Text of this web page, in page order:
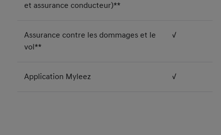
et assurance conducteur)**
Assurance contre les dommages et le
vol**
√
Application Myleez √